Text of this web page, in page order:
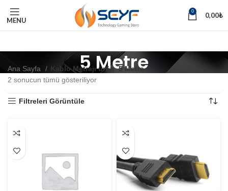
MENU
0 0,00₺
5 Metre
Ana Sayfa Kablo Metrajı ürün 5 Metre
2 sonucun tümü gösteriliyor
Filtreleri Görüntüle